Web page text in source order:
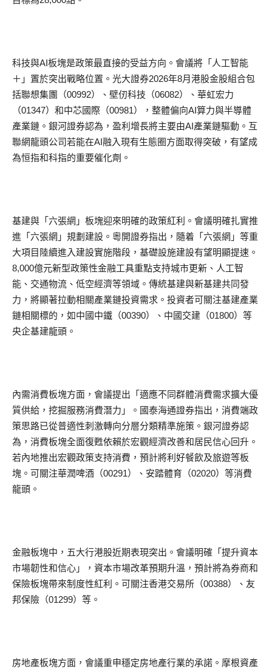
科技與AI板塊是政策最直接的受益方向。會議將「人工智能
＋」置於突出戰略位置。光大證券2026年8月港股金股組合包
括聯想集團（00992）、壁仞科技（06082）、華虹宏力
（01347）和中芯國際（00981），整體偏向AI算力與半導體
產業鏈。銀河證券認為，盈利增長將主要由AI產業鏈驅動。互
聯網龍頭公司若能在AI融入現有生態圈方面取得突破，有望成
為恒指和科指的重要催化劑。
基建與「六張網」板塊迎來明確的政策紅利。會議明確扎實推
進「六張網」規劃建設。粵開證券指出，隨着「六張網」等重
大項目陸續進入建設實施階段，基礎設施建設有望明顯提速。
8,000億元新型政策性金融工具重點支持城市更新、人工智
能、交通物流、低空經濟等領域。傳統基建與新基建共同發
力，將顯著拉動相關產業鏈投資需求。投資者可關注基建產業
鏈相關標的，如中國中鐵（00390）、中國交建（01800）等
央企基建龍頭。
內需消費板塊方面，會議提出「適應不同群體消費需求擴大優
質供給，挖掘服務消費潛力」。國泰海通證券指出，消費端政
策思路已從普適性刺激轉向分層分類精準施策。銀河證券認
為，消費板塊全面復甦依賴於宏觀經濟改善和居民信心回升。
若內地推出宏觀政策支持消費，預計將利好餐飲及旅遊等板
塊。可關注華潤啤酒（00291）、安踏體育（02020）等消費
龍頭。
金融板塊中，五大行港股近期表現突出。會議明確「提升資本
市場韌性和信心」，資本市場改革預期升溫，預計將為券商和
保險板塊帶來制度性紅利。可關注香港交易所（00388）、友
邦保險（01299）等。
房地產板塊方面，會議重申穩定房地產行業的承諾。摩根資產